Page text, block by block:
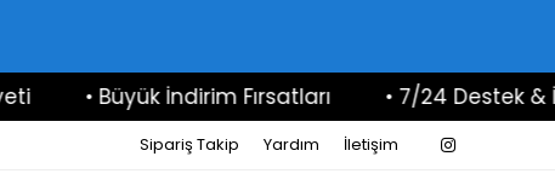
• Büyük İndirim Fırsatları • 7/24 Destek &
Sipariş Takip Yardım İletişim